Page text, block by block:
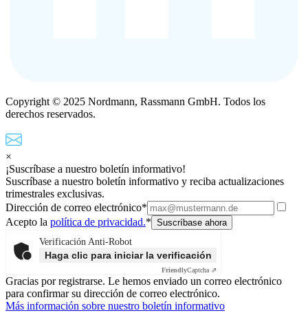
Copyright © 2025 Nordmann, Rassmann GmbH. Todos los
derechos reservados.
×
¡Suscríbase a nuestro boletín informativo!
Suscríbase a nuestro boletín informativo y reciba actualizaciones
trimestrales exclusivas.
Dirección de correo electrónico*
Acepto la política de privacidad.*
Verificación Anti-Robot
Haga clic para iniciar la verificación
FriendlyCaptcha ⇗
Gracias por registrarse. Le hemos enviado un correo electrónico
para confirmar su dirección de correo electrónico.
Más información sobre nuestro boletín informativo